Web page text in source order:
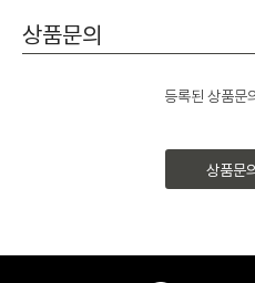
상품문의
등록된 상품문
상품문